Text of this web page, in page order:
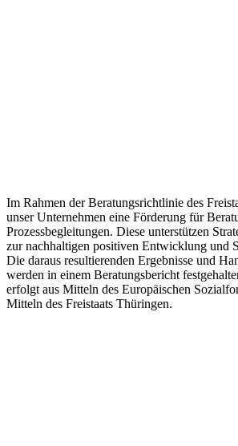
Im Rahmen der Beratungsrichtlinie des
unser Unternehmen eine Förderung für
Prozessbegleitungen. Diese unterstützen
zur nachhaltigen positiven Entwicklung und
Die daraus resultierenden Ergebnisse und
werden in einem Beratungsbericht
erfolgt aus Mitteln des Europäischen
Mitteln des Freistaats Thüringen.